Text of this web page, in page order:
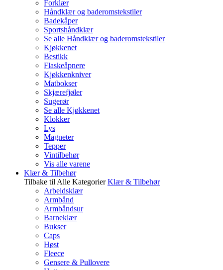
Forklær
Håndklær og baderomstekstiler
Badekåper
Sportshåndklær
Se alle Håndklær og baderomstekstiler
Kjøkkenet
Bestikk
Flaskeåpnere
Kjøkkenkniver
Matbokser
Skjærefjøler
Sugerør
Se alle Kjøkkenet
Klokker
Lys
Magneter
Tepper
Vintilbehør
Vis alle varene
Klær & Tilbehør
Tilbake til Alle Kategorier Klær & Tilbehør
Arbeidsklær
Armbånd
Armbåndsur
Barneklær
Bukser
Caps
Høst
Fleece
Gensere & Pullovere